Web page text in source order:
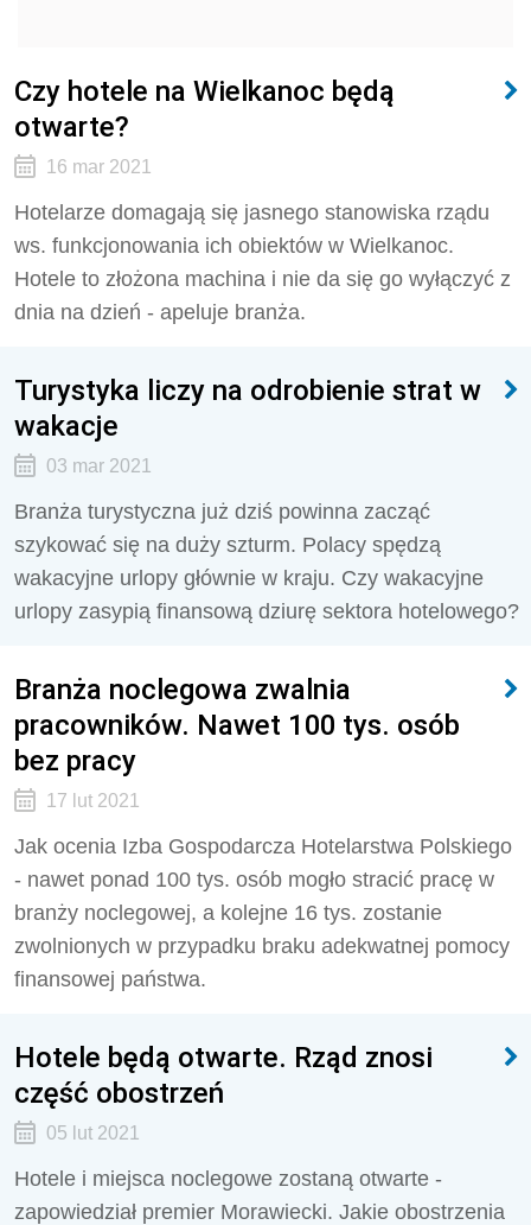
Czy hotele na Wielkanoc będą
otwarte?
16 mar 2021
Hotelarze domagają się jasnego stanowiska rządu
ws. funkcjonowania ich obiektów w Wielkanoc.
Hotele to złożona machina i nie da się go wyłączyć z
dnia na dzień - apeluje branża.
Turystyka liczy na odrobienie strat w
wakacje
03 mar 2021
Branża turystyczna już dziś powinna zacząć
szykować się na duży szturm. Polacy spędzą
wakacyjne urlopy głównie w kraju. Czy wakacyjne
urlopy zasypią finansową dziurę sektora hotelowego?
Branża noclegowa zwalnia
pracowników. Nawet 100 tys. osób
bez pracy
17 lut 2021
Jak ocenia Izba Gospodarcza Hotelarstwa Polskiego
- nawet ponad 100 tys. osób mogło stracić pracę w
branży noclegowej, a kolejne 16 tys. zostanie
zwolnionych w przypadku braku adekwatnej pomocy
finansowej państwa.
Hotele będą otwarte. Rząd znosi
część obostrzeń
05 lut 2021
Hotele i miejsca noclegowe zostaną otwarte -
zapowiedział premier Morawiecki. Jakie obostrzenia